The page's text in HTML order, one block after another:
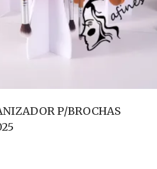
P/BROCHAS